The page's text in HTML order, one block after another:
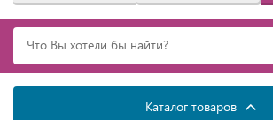
Каталог товаров